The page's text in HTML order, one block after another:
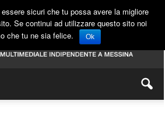
sicuri che tu possa avere la migliore
Se continui ad utilizzare questo sito noi
che tu ne sia felice.
Ok